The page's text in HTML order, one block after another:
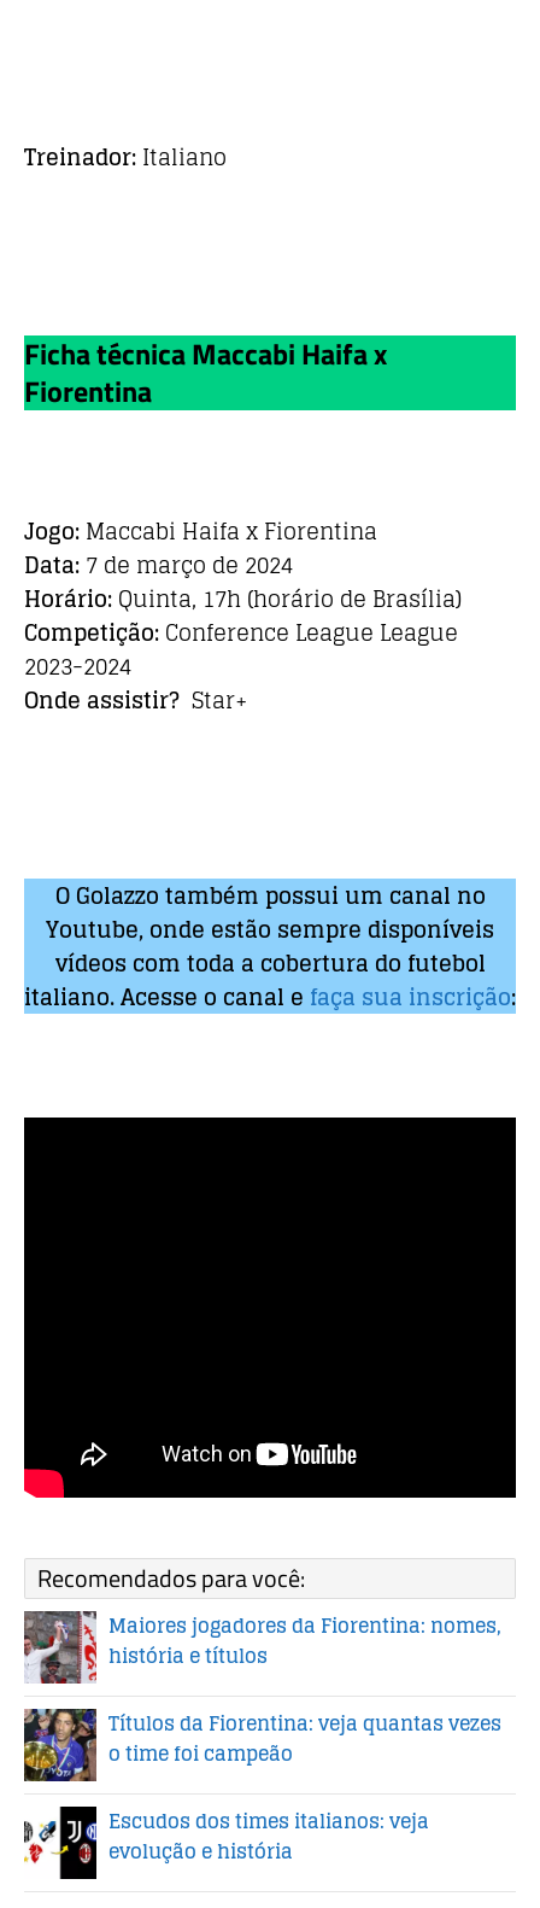
Treinador:Italiano
Ficha técnica Maccabi Haifa x
Fiorentina
Jogo:Maccabi Haifa x Fiorentina
Data:7 de março de 2024
Horário:Quinta, 17h (horário de Brasília)
Competição:Conference League League
2023-2024
Onde assistir? Star+
O Golazzo também possui um canal no
Youtube, onde estão sempre disponíveis
vídeos com toda a cobertura do futebol
italiano. Acesse o canal e faça sua inscrição:
Recomendados para você:
Maiores jogadores da Fiorentina: nomes,
história e títulos
Títulos da Fiorentina: veja quantas vezes
o time foi campeão
Escudos dos times italianos: veja
evolução e história